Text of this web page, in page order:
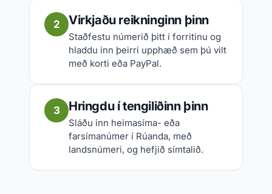
2 Virkjaðu reikninginn þinn
Staðfestu númerið þitt í forritinu og
hladdu inn þeirri upphæð sem þú vilt
með korti eða PayPal.
3 Hringdu í tengiliðinn þinn
Sláðu inn heimasíma- eða
farsímanúmer í Rúanda, með
landsnúmeri, og hefjið símtalið.